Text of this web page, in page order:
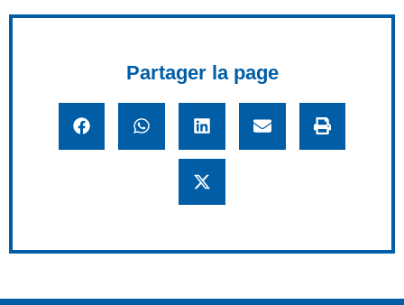
Partager la page